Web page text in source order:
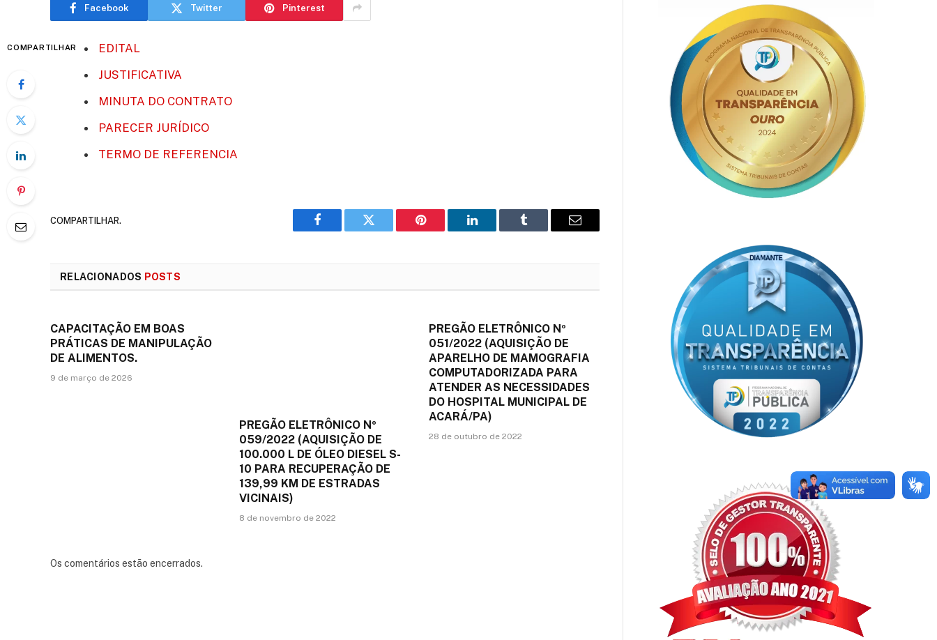
Facebook Twitter Pinterest
COMPARTILHAR
EDITAL
JUSTIFICATIVA
MINUTA DO CONTRATO
PARECER JURÍDICO
TERMO DE REFERENCIA
COMPARTILHAR.
Facebook Twitter Pinterest LinkedIn Tumblr
E-
RELACIONADOS POSTS
CAPACITAÇÃO EM BOAS
PRÁTICAS DE MANIPULAÇÃO
DE ALIMENTOS.
9 de março de 2026
PREGÃO ELETRÔNICO Nº
059/2022 (AQUISIÇÃO DE
100.000 L DE ÓLEO DIESEL S-
10 PARA RECUPERAÇÃO DE
139,99 KM DE ESTRADAS
VICINAIS)
8 de novembro de 2022
PREGÃO ELETRÔNICO Nº
051/2022 (AQUISIÇÃO DE
APARELHO DE MAMOGRAFIA
COMPUTADORIZADA PARA
ATENDER AS NECESSIDADES
DO HOSPITAL MUNICIPAL DE
ACARÁ/PA)
28 de outubro de 2022
Os comentários estão encerrados.